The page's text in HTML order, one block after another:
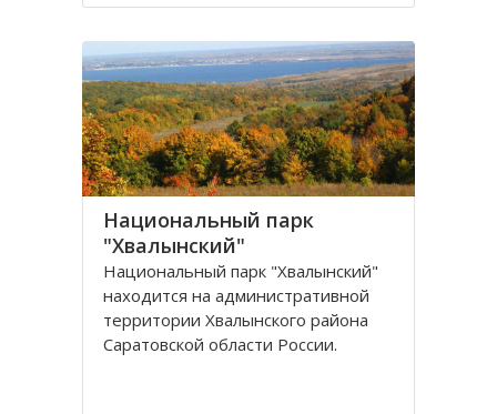
является административным
Поволжье — наиболее
густозаселенный район России
Национальный парк
"Хвалынский"
Национальный парк "Хвалынский"
находится на административной
территории Хвалынского района
Саратовской области России.